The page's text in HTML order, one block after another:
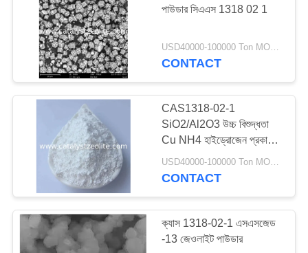
পাউডার সিএএস 1318 02 1
CONTACT
CAS1318-02-1
SiO2/Al2O3 উচ্চ বিশুদ্ধতা
Cu NH4 হাইড্রোজেন প্রকার
Ssz-13 জিওলাইট আণবিক চালনী
USD40000-100000 Ton MOQ:1 কিলোগ্রাম
CONTACT
ক্যাস 1318-02-1 এসএসজেড
-13 জেওলাইট পাউডার